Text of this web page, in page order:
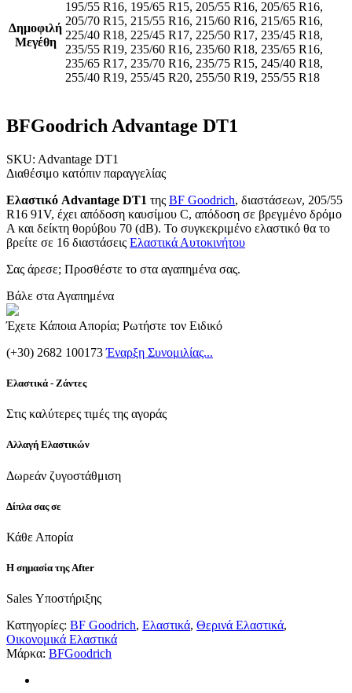
Δημοφιλή
Μεγέθη
195/55 R16, 195/65 R15, 205/55 R16, 205/65 R16,
205/70 R15, 215/55 R16, 215/60 R16, 215/65 R16,
225/40 R18, 225/45 R17, 225/50 R17, 235/45 R18,
235/55 R19, 235/60 R16, 235/60 R18, 235/65 R16,
235/65 R17, 235/70 R16, 235/75 R15, 245/40 R18,
255/40 R19, 255/45 R20, 255/50 R19, 255/55 R18
BFGoodrich Advantage DT1
SKU: Advantage DT1
Διαθέσιμο κατόπιν παραγγελίας
Ελαστικό Advantage DT1 της BF Goodrich, διαστάσεων, 205/55
R16 91V, έχει απόδοση καυσίμου C, απόδοση σε βρεγμένο δρόμο
A και δείκτη θορύβου 70 (dB). Το συγκεκριμένο ελαστικό θα το
βρείτε σε 16 διαστάσεις Ελαστικά Αυτοκινήτου
Σας άρεσε; Προσθέστε το στα αγαπημένα σας.
Βάλε στα Αγαπημένα
Έχετε Κάποια Απορία; Ρωτήστε τον Ειδικό
(+30) 2682 100173Έναρξη Συνομιλίας...
Ελαστικά - Ζάντες
Στις καλύτερες τιμές της αγοράς
Αλλαγή Ελαστικών
Δωρεάν ζυγοστάθμιση
Δίπλα σας σε
Κάθε Απορία
Η σημασία της After
Sales Υποστήριξης
Κατηγορίες: BF Goodrich, Ελαστικά, Θερινά Ελαστικά,
Οικονομικά Ελαστικά
Μάρκα: BFGoodrich